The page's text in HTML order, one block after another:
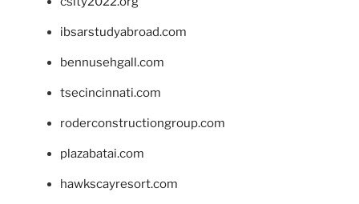
ibsarstudyabroad.com
bennusehgall.com
tsecincinnati.com
roderconstructiongroup.com
plazabatai.com
hawkscayresort.com